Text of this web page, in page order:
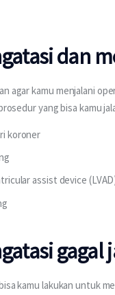
dan
agar kamu menjalani
yang bisa kamu
koroner
assist device
kamu lakukan untuk